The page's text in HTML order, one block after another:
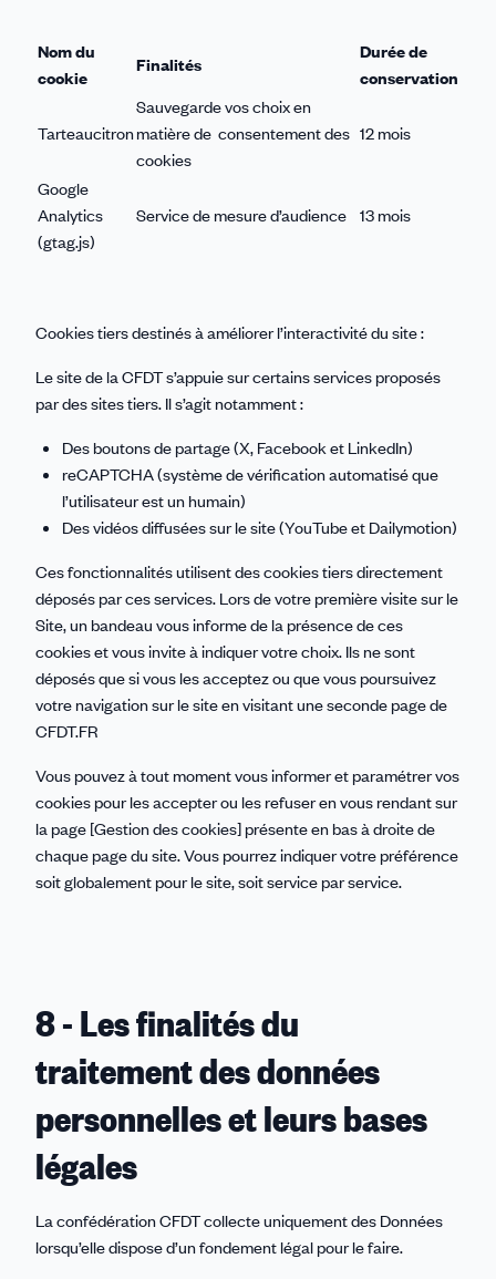
Nom du
cookie
Finalités
Durée de
conservation
Tarteaucitron
Sauvegarde vos choix en
matière de consentement des
cookies
12 mois
Google
Analytics
(gtag.js)
Service de mesure d’audience 13 mois
Cookies tiers destinés à améliorer l’interactivité du site :
Le site de la CFDT s’appuie sur certains services proposés
par des sites tiers. Il s’agit notamment :
Des boutons de partage (X, Facebook et LinkedIn)
reCAPTCHA (système de vérification automatisé que
l’utilisateur est un humain)
Des vidéos diffusées sur le site (YouTube et Dailymotion)
Ces fonctionnalités utilisent des cookies tiers directement
déposés par ces services. Lors de votre première visite sur le
Site, un bandeau vous informe de la présence de ces
cookies et vous invite à indiquer votre choix. Ils ne sont
déposés que si vous les acceptez ou que vous poursuivez
votre navigation sur le site en visitant une seconde page de
CFDT.FR
Vous pouvez à tout moment vous informer et paramétrer vos
cookies pour les accepter ou les refuser en vous rendant sur
la page [Gestion des cookies] présente en bas à droite de
chaque page du site. Vous pourrez indiquer votre préférence
soit globalement pour le site, soit service par service.
8 - Les finalités du
traitement des données
personnelles et leurs bases
légales
La confédération CFDT collecte uniquement des Données
lorsqu’elle dispose d’un fondement légal pour le faire.